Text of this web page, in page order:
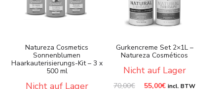
Natureza Cosmetics
Sonnenblumen
Haarkauterisierungs-Kit – 3 x
500 ml
Nicht auf Lager
Gurkencreme Set 2×1L –
Natureza Cosméticos
Nicht auf Lager
70,00€ Ursprünglicher
55,00€Aktueller
incl. BTW